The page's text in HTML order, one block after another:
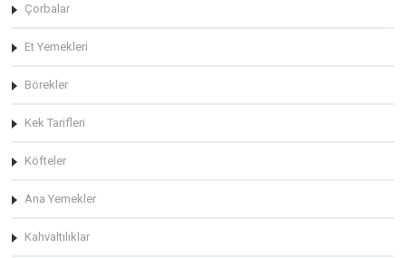
Çorbalar
Et Yemekleri
Börekler
Kek Tarifleri
Köfteler
Ana Yemekler
Kahvaltılıklar